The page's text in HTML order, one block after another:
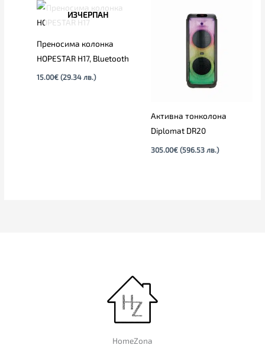
ИЗЧЕРПАН
Преносима колонка
HOPESTAR H17, Bluetooth
15.00€ (29.34 лв.)
Активна тонколона
Diplomat DR20
305.00€ (596.53 лв.)
HomeZona